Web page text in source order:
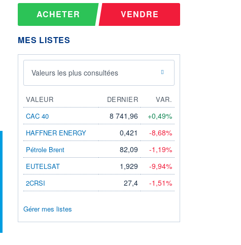
ACHETER VENDRE
MES LISTES
Valeurs les plus consultées
VALEUR DERNIER
VAR.
CAC 40
8 741,96 +0,49%
HAFFNER ENERGY 0,421 -8,68%
Pétrole Brent 82,09 -1,19%
EUTELSAT 1,929 -9,94%
2CRSI 27,4 -1,51%
Gérer mes listes